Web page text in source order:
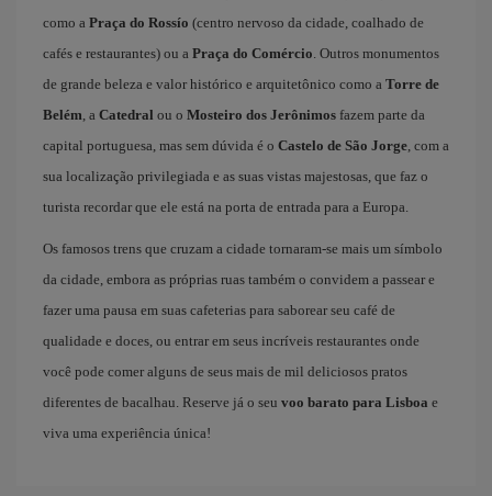
como a Praça do Rossío (centro nervoso da cidade, coalhado de
cafés e restaurantes) ou a Praça do Comércio. Outros monumentos
de grande beleza e valor histórico e arquitetônico como a Torre de
Belém, a Catedral ou o Mosteiro dos Jerônimos fazem parte da
capital portuguesa, mas sem dúvida é o Castelo de São Jorge, com a
sua localização privilegiada e as suas vistas majestosas, que faz o
turista recordar que ele está na porta de entrada para a Europa.
Os famosos trens que cruzam a cidade tornaram-se mais um símbolo
da cidade, embora as próprias ruas também o convidem a passear e
fazer uma pausa em suas cafeterias para saborear seu café de
qualidade e doces, ou entrar em seus incríveis restaurantes onde
você pode comer alguns de seus mais de mil deliciosos pratos
diferentes de bacalhau. Reserve já o seu voo barato para Lisboa e
viva uma experiência única!